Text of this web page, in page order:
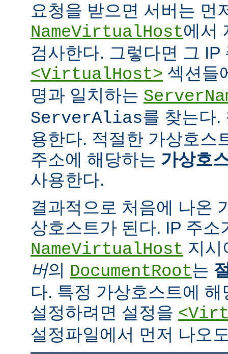
요청을 받으면 서버는 먼
NameVirtualHost에서
검사한다. 그렇다면 그 IP
<VirtualHost> 섹션들
명과 일치하는
ServerAlias를 찾는다.
용한다. 적절한 가상호스
주소에 해당하는 가상호
사용한다.
결과적으로 처음에 나온
상호스트가 된다. IP 주소
NameVirtualHost 지
버의 DocumentRoot는
다. 특정 가상호스트에
설정하려면 설정을
설정파일에서 먼저 나오